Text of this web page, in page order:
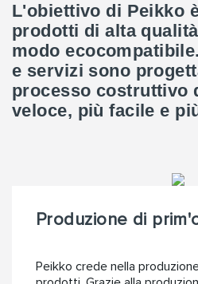
L'obiettivo di Peikko
prodotti di alta
modo
e servizi sono
processo costruttivo
veloce, più facile e
Produzione di
Peikko crede nella